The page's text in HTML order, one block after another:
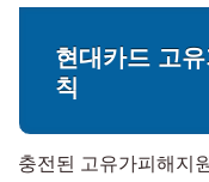
현대카드 고
칙
충전된 고유가피해지